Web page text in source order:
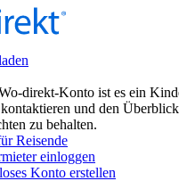
direkt-Konto ist es ein
und den
zu behalten.
Reisende
einloggen
Konto erstellen